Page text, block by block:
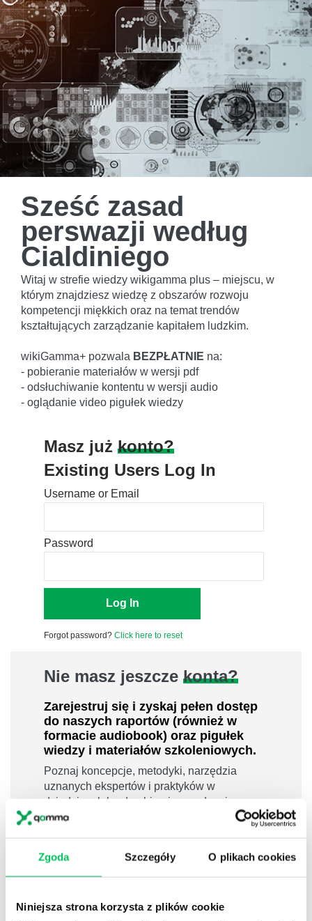
Zgoda Szczegóły O plikach cookies
Niniejsza strona korzysta z plików cookie
Sześć zasad
perswazji według
Cialdiniego
Witaj w strefie wiedzy wikigamma plus – miejscu, w
którym znajdziesz wiedzę z obszarów rozwoju
kompetencji miękkich oraz na temat trendów
kształtujących zarządzanie kapitałem ludzkim.
wikiGamma+ pozwala BEZPŁATNIE na:
- pobieranie materiałów w wersji pdf
- odsłuchiwanie kontentu w wersji audio
- oglądanie video pigułek wiedzy
Masz już konto?
Existing Users Log In
Username or Email
Password
Forgot password? Click here to reset
Nie masz jeszcze konta?
Zarejestruj się i zyskaj pełen dostęp
do naszych raportów (również w
formacie audiobook) oraz pigułek
wiedzy i materiałów szkoleniowych.
Poznaj koncepcje, metodyki, narzędzia
uznanych ekspertów i praktyków w
dziedzinach leadershipu i zarządzania,
sprzedaży, zarządzania projektami czy
800 pigułek wiedzy
40 filmów edukacyjnych
i wiele więcej